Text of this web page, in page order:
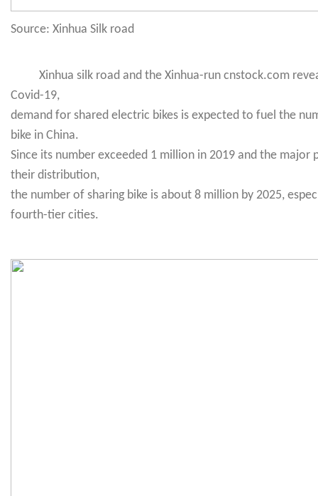
Source: Xinhua Silk road
Xinhua silk road and the Xinhua-run cnstock.com
Covid-19,
demand for shared electric bikes is expected to fuel the
bike in China.
Since its number exceeded 1 million in 2019 and the major
their distribution,
the number of sharing bike is about 8 million by 2025,
fourth-tier cities.